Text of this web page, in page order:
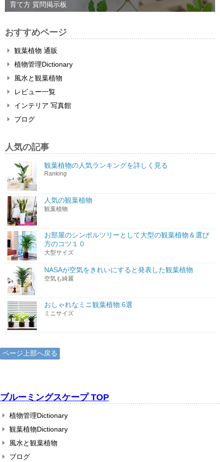
育て方 質問掲示板
おすすめページ
観葉植物 通販
植物管理Dictionary
風水と観葉植物
レビュー一覧
インテリア 写真館
ブログ
人気の記事
観葉植物の人気ランキングを詳しく見る
Ranking
人気の観葉植物
観葉植物
お部屋のシンボルツリーとして大型の観葉植物＆選び
方のコツ１０
大型サイズ
NASAが空気をきれいにすると発表した観葉植物
空気も綺麗
おしゃれなミニ観葉植物 6選
ミニサイズ
ページ上部へ戻る
ブルーミングスケープ TOP
植物管理Dictionary
観葉植物Dictionary
風水と観葉植物
ブログ